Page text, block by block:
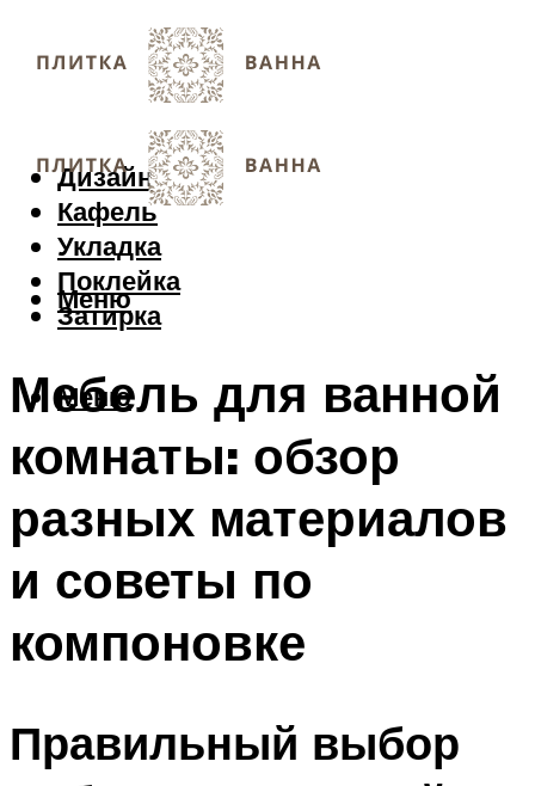
Дизайн
Кафель
Укладка
Поклейка
Затирка
Меню
Меню
Мебель для ванной
комнаты: обзор
разных материалов
и советы по
компоновке
Правильный выбор